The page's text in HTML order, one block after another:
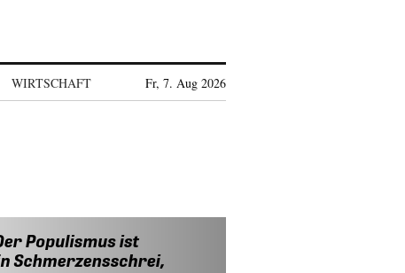
WIRTSCHAFT Fr, 7. Aug 2026